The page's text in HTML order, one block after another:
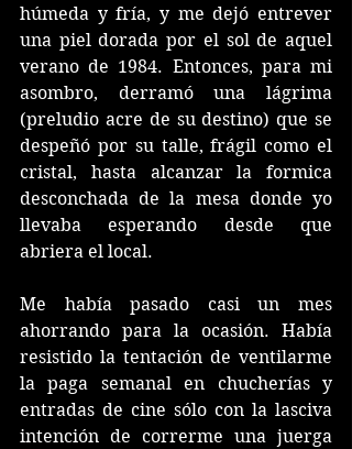
húmeda y fría, y me dejó entrever
una piel dorada por el sol de aquel
verano de 1984. Entonces, para mi
asombro, derramó una lágrima
(preludio acre de su destino) que se
despeñó por su talle, frágil como el
cristal, hasta alcanzar la formica
desconchada de la mesa donde yo
llevaba esperando desde que
abriera el local.
Me había pasado casi un mes
ahorrando para la ocasión. Había
resistido la tentación de ventilarme
la paga semanal en chucherías y
entradas de cine sólo con la lasciva
intención de correrme una juerga